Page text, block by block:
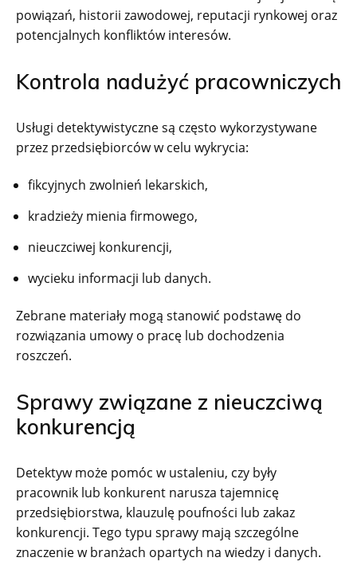
powiązań, historii zawodowej, reputacji rynkowej oraz
potencjalnych konfliktów interesów.
Kontrola nadużyć pracowniczych
Usługi detektywistyczne są często wykorzystywane
przez przedsiębiorców w celu wykrycia:
fikcyjnych zwolnień lekarskich,
kradzieży mienia firmowego,
nieuczciwej konkurencji,
wycieku informacji lub danych.
Zebrane materiały mogą stanowić podstawę do
rozwiązania umowy o pracę lub dochodzenia
roszczeń.
Sprawy związane z nieuczciwą
konkurencją
Detektyw może pomóc w ustaleniu, czy były
pracownik lub konkurent narusza tajemnicę
przedsiębiorstwa, klauzulę poufności lub zakaz
konkurencji. Tego typu sprawy mają szczególne
znaczenie w branżach opartych na wiedzy i danych.